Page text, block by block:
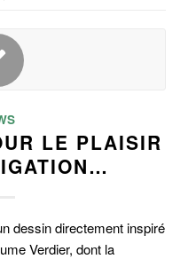
LE PLAISIR
dessin directement inspiré
Verdier, dont la